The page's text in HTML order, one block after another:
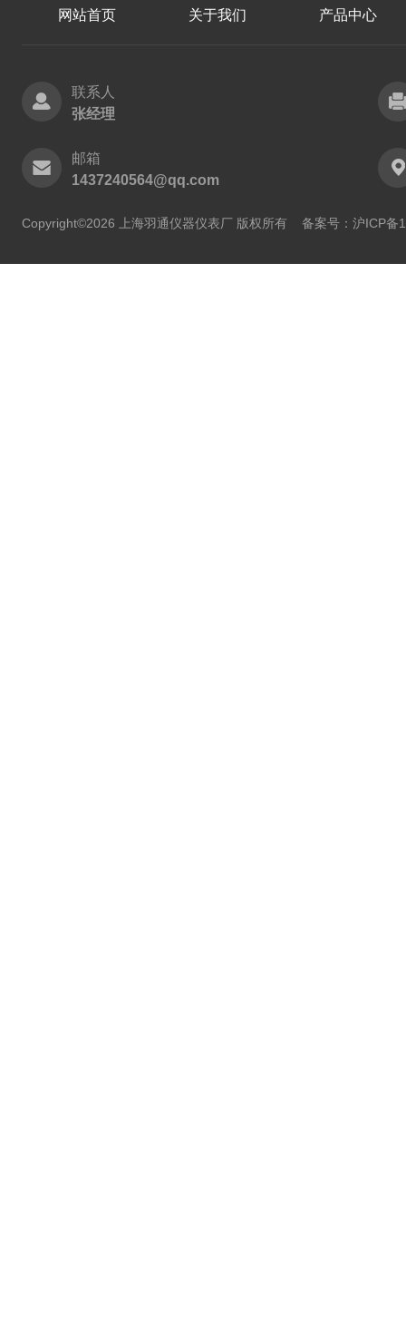
网站首页 关于我们 产品中心
联系人
张经理
邮箱
1437240564@qq.com
Copyright©2026 上海羽通仪器仪表厂 版权所有 备案号：沪ICP备